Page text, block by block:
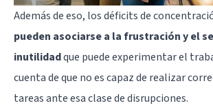
Además de eso, los déficits de
pueden asociarse a la frustración y el
inutilidadque puede experimentar el
cuenta de que no es capaz de realizar
tareas ante esa clase de disrupciones.